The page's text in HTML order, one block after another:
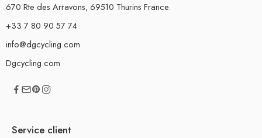
670 Rte des Arravons, 69510 Thurins France.
+33 7 80 90 57 74
info@dgcycling.com
Dgcycling.com
Service client